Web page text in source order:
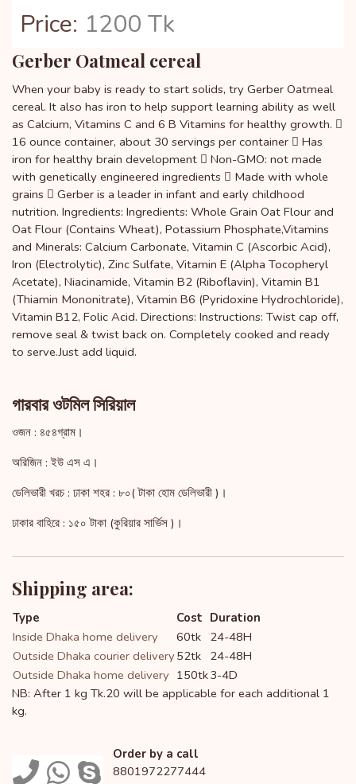
Price: 1200 Tk
Gerber Oatmeal cereal
When your baby is ready to start solids, try Gerber Oatmeal
cereal. It also has iron to help support learning ability as well
as Calcium, Vitamins C and 6 B Vitamins for healthy growth. 
16 ounce container, about 30 servings per container  Has
iron for healthy brain development  Non-GMO: not made
with genetically engineered ingredients  Made with whole
grains  Gerber is a leader in infant and early childhood
nutrition. Ingredients: Ingredients: Whole Grain Oat Flour and
Oat Flour (Contains Wheat), Potassium Phosphate,Vitamins
and Minerals: Calcium Carbonate, Vitamin C (Ascorbic Acid),
Iron (Electrolytic), Zinc Sulfate, Vitamin E (Alpha Tocopheryl
Acetate), Niacinamide, Vitamin B2 (Riboflavin), Vitamin B1
(Thiamin Mononitrate), Vitamin B6 (Pyridoxine Hydrochloride),
Vitamin B12, Folic Acid. Directions: Instructions: Twist cap off,
remove seal & twist back on. Completely cooked and ready
to serve.Just add liquid.
গারবার ওটমিল সিরিয়াল
ওজন : ৪৫৪গ্রাম।
অরিজিন : ইউ এস এ।
ডেলিভারী খরচ : ঢাকা শহর : ৮০( টাকা হোম ডেলিভারী )।
ঢাকার বাহিরে : ১৫০ টাকা (কুরিয়ার সার্ভিস )।
Shipping area:
Type Cost Duration
Inside Dhaka home delivery
60tk 24-48H
Outside Dhaka courier delivery52tk 24-48H
Outside Dhaka home delivery 150tk3-4D
NB: After 1 kg Tk.20 will be applicable for each additional 1
kg.
Order by a call
8801972277444